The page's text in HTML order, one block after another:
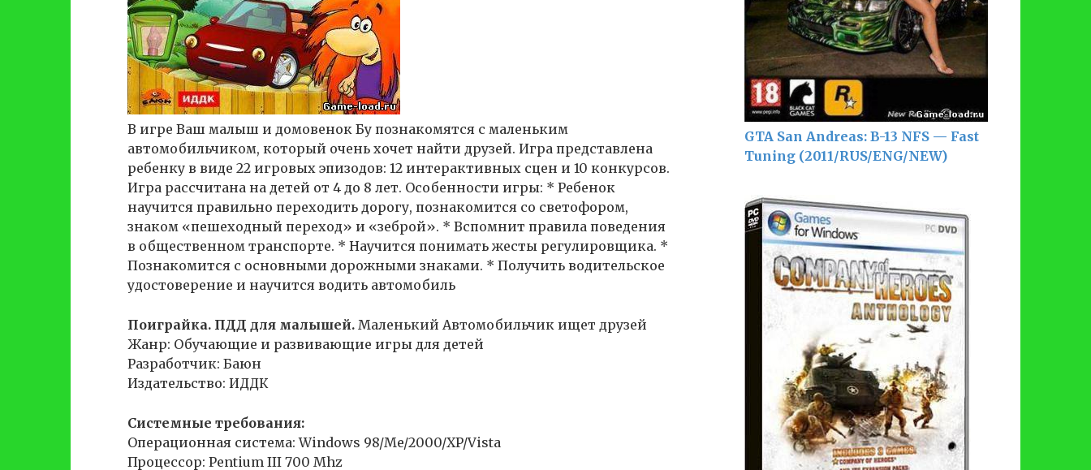
В игре Ваш малыш и домовенок Бу познакомятся с маленьким
автомобильчиком, который очень хочет найти друзей. Игра представлена
ребенку в виде 22 игровых эпизодов: 12 интерактивных сцен и 10 конкурсов.
Игра рассчитана на детей от 4 до 8 лет. Особенности игры: * Ребенок
научится правильно переходить дорогу, познакомится со светофором,
знаком «пешеходный переход» и «зеброй». * Вспомнит правила поведения
в общественном транспорте. * Научится понимать жесты регулировщика. *
Познакомится с основными дорожными знаками. * Получить водительское
удостоверение и научится водить автомобиль
Поиграйка. ПДД для малышей. Маленький Автомобильчик ищет друзей
Жанр: Обучающие и развивающие игры для детей
Разработчик: Баюн
Издательство: ИДДК
Системные требования:
Операционная система: Windows 98/Me/2000/XP/Vista
Процессор: Pentium III 700 Mhz
GTA San Andreas: B-13 NFS — Fast
Tuning (2011/RUS/ENG/NEW)